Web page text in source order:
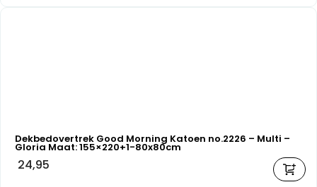
Dekbedovertrek Good Morning Katoen no.2226 – Multi –
Gloria Maat: 155×220+1-80x80cm
24,95